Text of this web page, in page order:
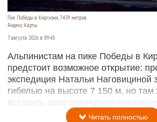
Пик Победы в Киргизии, 7439 метров
Яндекс Карты
7 августа 2026 в 09:45
Альпинистам на пике Победы в
предстоит возможное открытие:
экспедиция Натальи Наговициной
гибелью на высоте 7 150 м, но
оставить свое последнее послание.
Читать полностью